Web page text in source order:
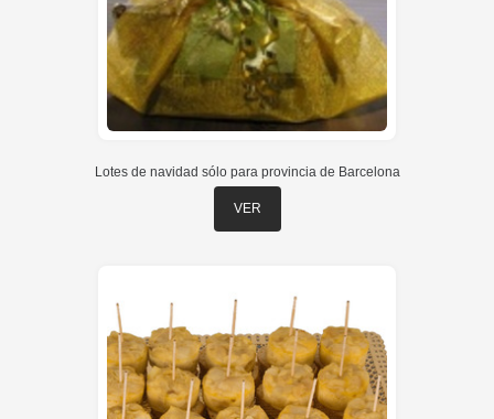
Lotes de navidad sólo para provincia de Barcelona
VER